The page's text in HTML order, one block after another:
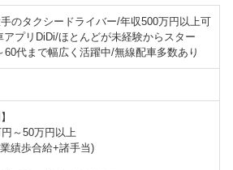
のタクシードライバー/年収500万円以上可
アプリDiDi/ほとんどが未経験からスター
60代まで幅広く活躍中/無線配車多数あり
円～50万円以上
績歩合給+諸手当)